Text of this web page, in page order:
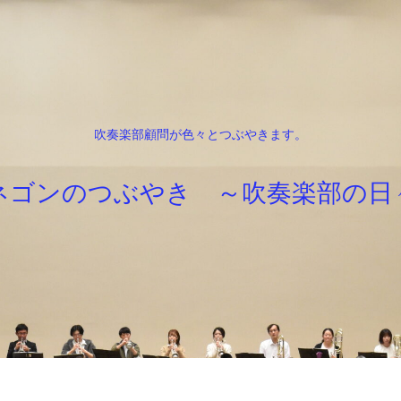
吹奏楽部顧問が色々とつぶやきます。
ゴンのつぶやき ～吹奏楽部の日